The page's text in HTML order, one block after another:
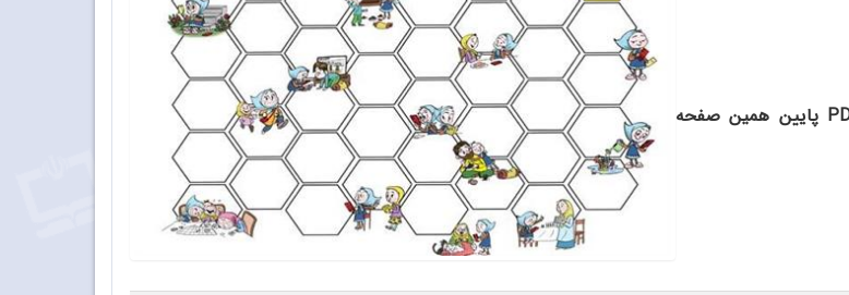
- مخاطبان گرامی؛ برای مشاهده متن کامل این مطلب به فایل PDF پایین همین صفحه